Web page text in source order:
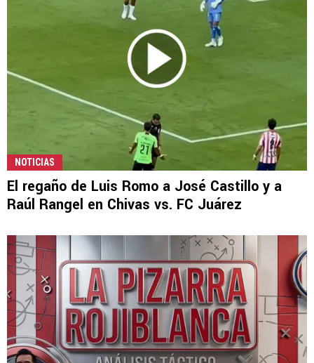
NOTICIAS
El regaño de Luis Romo a José Castillo y a
Raúl Rangel en Chivas vs. FC Juárez